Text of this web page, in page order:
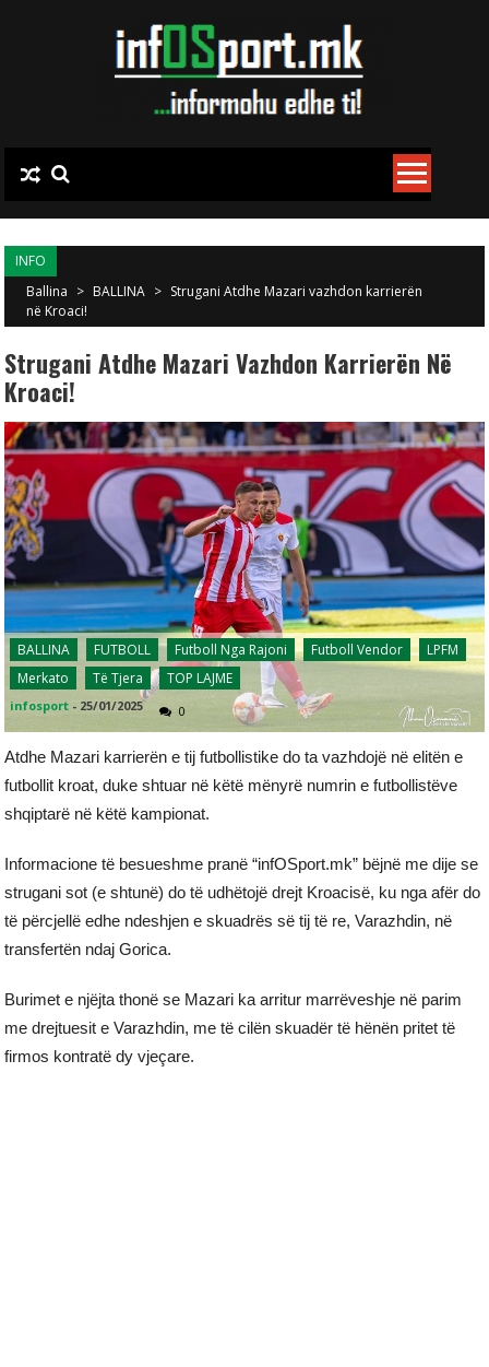
INFO
Ballina > BALLINA > Strugani Atdhe Mazari vazhdon karrierën
në Kroaci!
Strugani Atdhe Mazari Vazhdon Karrierën Në
Kroaci!
BALLINA FUTBOLL Futboll Nga Rajoni Futboll Vendor
LPFM
Merkato
Të Tjera TOP LAJME
infosport - 25/01/2025 0
Atdhe Mazari karrierën e tij futbollistike do ta vazhdojë në elitën e
futbollit kroat, duke shtuar në këtë mënyrë numrin e futbollistëve
shqiptarë në këtë kampionat.
Informacione të besueshme pranë “infOSport.mk” bëjnë me dije se
strugani sot (e shtunë) do të udhëtojë drejt Kroacisë, ku nga afër do
të përcjellë edhe ndeshjen e skuadrës së tij të re, Varazhdin, në
transfertën ndaj Gorica.
Burimet e njëjta thonë se Mazari ka arritur marrëveshje në parim
me drejtuesit e Varazhdin, me të cilën skuadër të hënën pritet të
firmos kontratë dy vjeçare.